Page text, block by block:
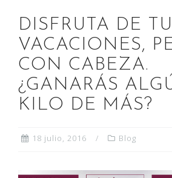
o
k
n r
DISFRUTA DE
VACACIONES,
CON CABEZA.
¿GANARÁS
KILO DE MÁS?
18 julio, 2016 Blog